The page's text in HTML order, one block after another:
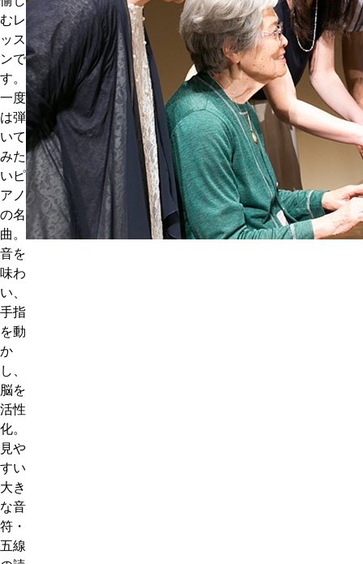
むレ
ッス
ンで
す。
一度
は弾
いて
みた
いピ
アノ
の名
曲。
音を
味わ
い、
手指
を動
か
し、
脳を
活性
化。
見や
すい
大き
な音
符・
五線